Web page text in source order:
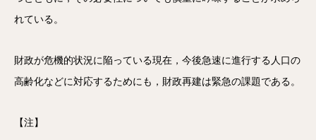
れている。
財政が危機的状況に陥っている現在，今後急速に進行する人口の
高齢化などに対応するためにも，財政再建は緊急の課題である。
【注】